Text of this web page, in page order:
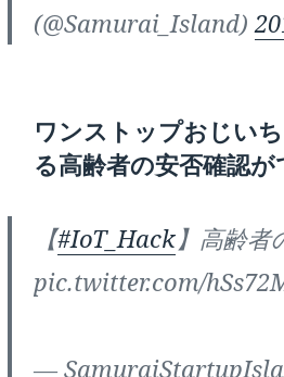
(@Samurai_Island)
ワンストップおじい
る高齢者の安否確認
【#IoT_Hack】高齢者
pic.twitter.com/
—